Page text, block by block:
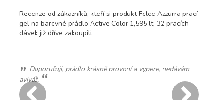
Recenze od zákazníků, kteří si produkt Felce Azzurra prací
gel na barevné prádlo Active Color 1,595 lt, 32 pracích
dávek již dříve zakoupili.
perfektní
5 z 5
Dagmar S. - Blučina